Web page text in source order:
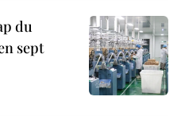
du
sept